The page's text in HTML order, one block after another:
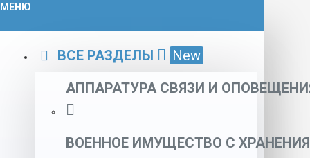
МЕНЮ
ВСЕ РАЗДЕЛЫ
New
АППАРАТУРА СВЯЗИ И
ВОЕННОЕ ИМУЩЕСТВО С ХРАНЕНИЯ